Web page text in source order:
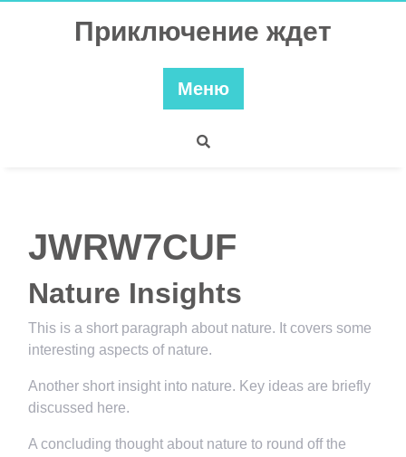
Приключение ждет
Меню
JWRW7CUF
Nature Insights
This is a short paragraph about nature. It covers some
interesting aspects of nature.
Another short insight into nature. Key ideas are briefly
discussed here.
A concluding thought about nature to round off the